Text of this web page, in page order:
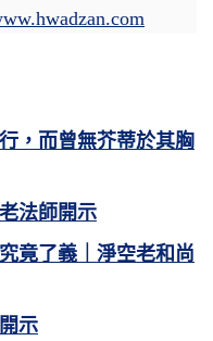
，而曾無芥蒂於其胸
法師開示
竟了義｜淨空老和尚
示